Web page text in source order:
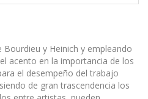
y Heinich y empleando
acento en la importancia de los
el desempeño del trabajo
de gran trascendencia los